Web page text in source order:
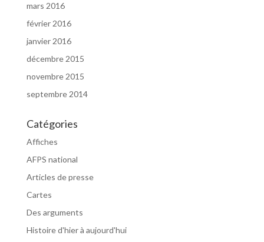
mars 2016
février 2016
janvier 2016
décembre 2015
novembre 2015
septembre 2014
Catégories
Affiches
AFPS national
Articles de presse
Cartes
Des arguments
Histoire d'hier à aujourd'hui